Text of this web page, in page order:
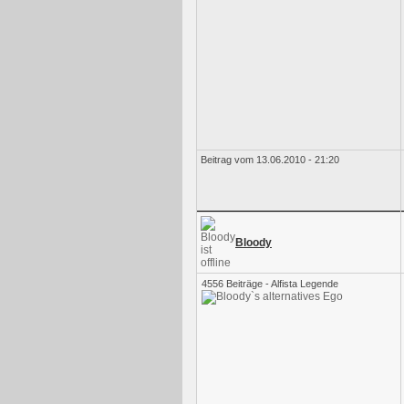
Beitrag vom 13.06.2010 - 21:20
Bloody
4556 Beiträge - Alfista Legende